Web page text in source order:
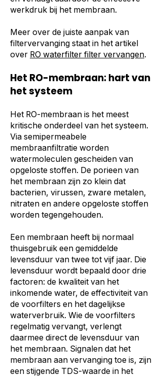
werkdruk bij het membraan.
Meer over de juiste aanpak van
filtervervanging staat in het artikel
over RO waterfilter filter vervangen.
Het RO-membraan: hart van
het systeem
Het RO-membraan is het meest
kritische onderdeel van het systeem.
Via semipermeabele
membraanfiltratie worden
watermoleculen gescheiden van
opgeloste stoffen. De porieen van
het membraan zijn zo klein dat
bacterien, virussen, zware metalen,
nitraten en andere opgeloste stoffen
worden tegengehouden.
Een membraan heeft bij normaal
thuisgebruik een gemiddelde
levensduur van twee tot vijf jaar. Die
levensduur wordt bepaald door drie
factoren: de kwaliteit van het
inkomende water, de effectiviteit van
de voorfilters en het dagelijkse
waterverbruik. Wie de voorfilters
regelmatig vervangt, verlengt
daarmee direct de levensduur van
het membraan. Signalen dat het
membraan aan vervanging toe is, zijn
een stijgende TDS-waarde in het